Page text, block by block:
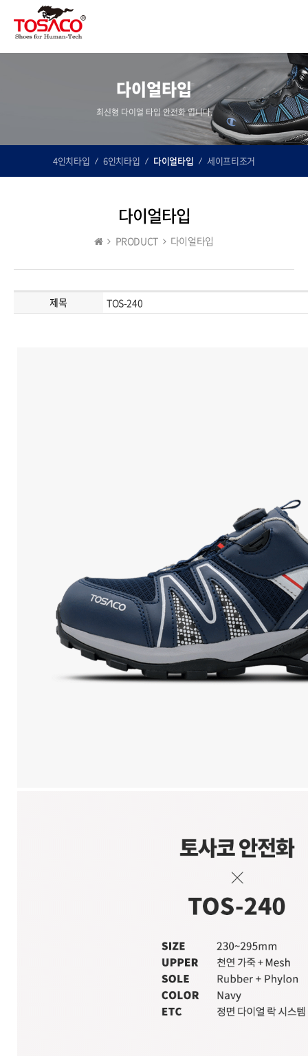
다이얼타입
최신형 다이얼 타입 안전화 입니다.
4인치타입 6인치타입 다이얼타입 세이프티조거
다이얼타입
PRODUCT 다이얼타입
제목 TOS-240